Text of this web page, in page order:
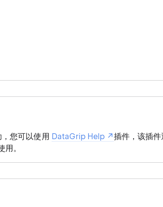
您可以使用 DataGrip Help
插件，该插
。